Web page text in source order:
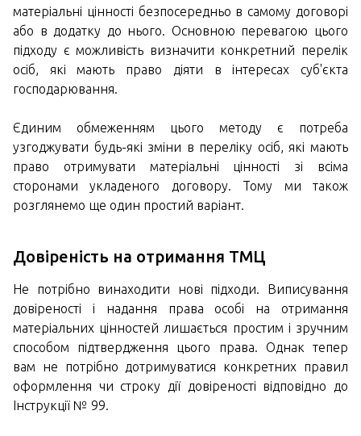
матеріальні цінності безпосередньо в самому договорі
або в додатку до нього. Основною перевагою цього
підходу є можливість визначити конкретний перелік
осіб, які мають право діяти в інтересах суб'єкта
господарювання.
Єдиним обмеженням цього методу є потреба
узгоджувати будь-які зміни в переліку осіб, які мають
право отримувати матеріальні цінності зі всіма
сторонами укладеного договору. Тому ми також
розглянемо ще один простий варіант.
Довіреність на отримання ТМЦ
Не потрібно винаходити нові підходи. Виписування
довіреності і надання права особі на отримання
матеріальних цінностей лишається простим і зручним
способом підтвердження цього права. Однак тепер
вам не потрібно дотримуватися конкретних правил
оформлення чи строку дії довіреності відповідно до
Інструкції № 99.